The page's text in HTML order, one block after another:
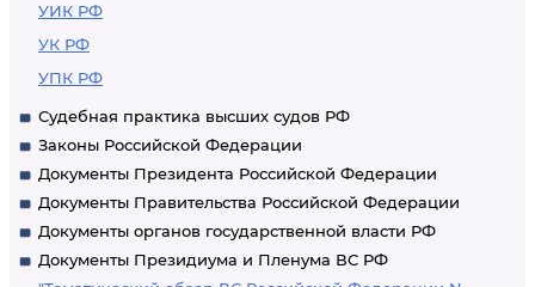
УИК РФ
УК РФ
УПК РФ
Судебная практика высших судов РФ
Законы Российской Федерации
Документы Президента Российской Федерации
Документы Правительства Российской Федерации
Документы органов государственной власти РФ
Документы Президиума и Пленума ВС РФ